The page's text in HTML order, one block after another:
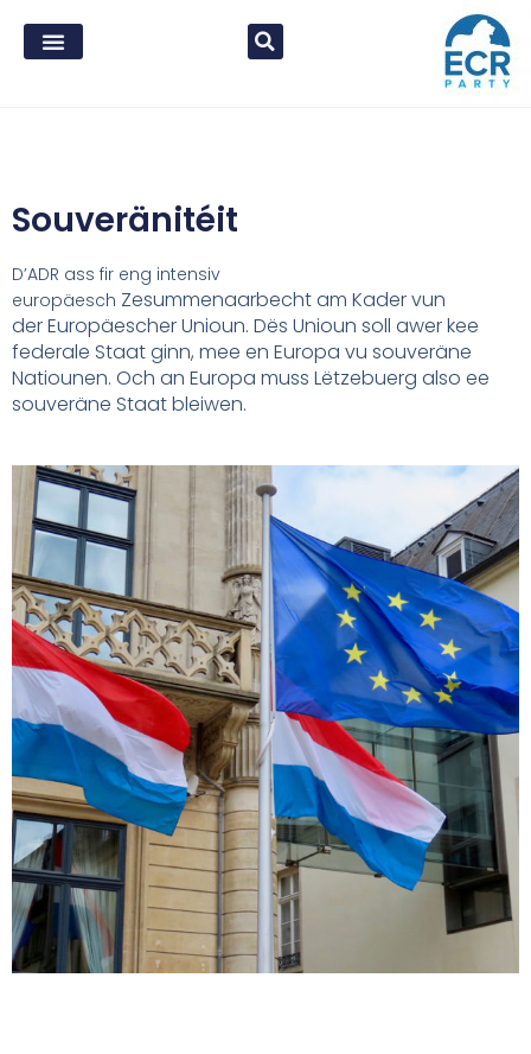
Souveränitéit
D’ADR ass fir eng intensiv
europäesch Zesummenaarbecht am Kader vun
derEuropäescher Unioun. Dës Unioun soll awerkee
federale Staat ginn, mee en Europa vu souveräne
Natiounen. Och an Europa muss Lëtzebuerg also ee
souveräne Staat bleiwen.